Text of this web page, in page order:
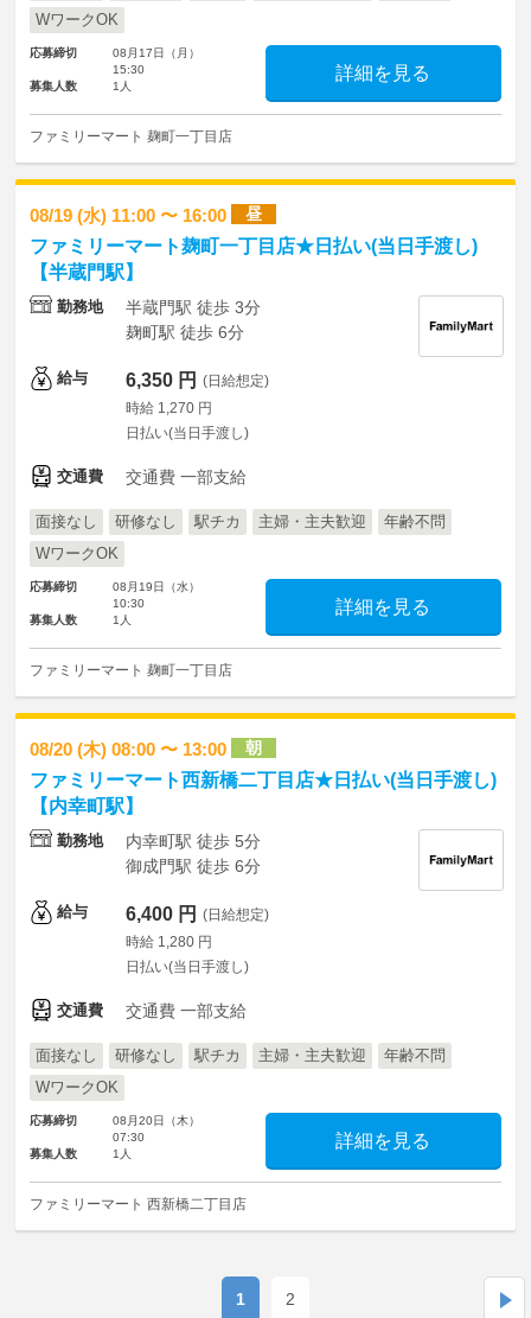
WワークOK
応募締切
08月17日（月）
15:30
募集人数
1人
詳細を見る
ファミリーマート 麹町一丁目店
08/19 (水) 11:00 〜 16:00 昼
ファミリーマート麹町一丁目店★日払い(当日手渡し)
【半蔵門駅】
勤務地
半蔵門駅 徒歩 3分
麹町駅 徒歩 6分
給与 6,350 円 (日給想定)
時給 1,270 円
日払い(当日手渡し)
交通費 交通費 一部支給
面接なし 研修なし 駅チカ 主婦・主夫歓迎
年齢不問
WワークOK
応募締切
08月19日（水）
10:30
募集人数
1人
詳細を見る
ファミリーマート 麹町一丁目店
08/20 (木) 08:00 〜 13:00 朝
ファミリーマート西新橋二丁目店★日払い(当日手渡し)
【内幸町駅】
勤務地
内幸町駅 徒歩 5分
御成門駅 徒歩 6分
給与 6,400 円 (日給想定)
時給 1,280 円
日払い(当日手渡し)
交通費 交通費 一部支給
面接なし 研修なし 駅チカ 主婦・主夫歓迎
年齢不問
WワークOK
応募締切
08月20日（木）
07:30
募集人数
1人
詳細を見る
ファミリーマート 西新橋二丁目店
1 2